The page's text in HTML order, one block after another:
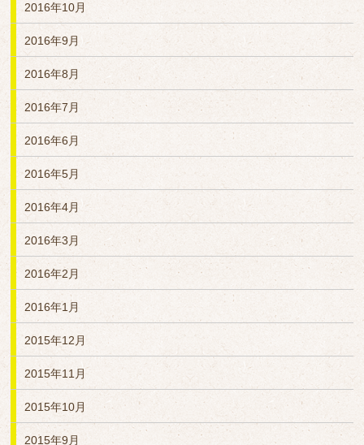
2016年10月
2016年9月
2016年8月
2016年7月
2016年6月
2016年5月
2016年4月
2016年3月
2016年2月
2016年1月
2015年12月
2015年11月
2015年10月
2015年9月